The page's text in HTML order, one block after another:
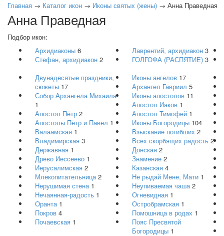
Главная → Каталог икон → Иконы святых (жены) → Анна Праведная
Анна Праведная
Подбор икон:
Архидиаконы 6 Лаврентий, архидиакон 3
Стефан, архидиакон 2 ГОЛГОФА (РАСПЯТИЕ) 3
Двунадесятые праздники,
сюжеты 17
Иконы ангелов 17
Архангел Гавриил 5
Собор Архангела Михаила
1
Иконы апостолов 11
Апостол Иаков 1
Апостол Пётр 2 Апостол Тимофей 1
Апостолы Пётр и Павел 1 Иконы Богородицы 104
Валаамская 1 Взыскание погибших 2
Владимирская 3 Всех скорбящих радость 2
Державная 1 Донская2
Древо Иессеево 1 Знамение 2
Иерусалимская 2 Казанская 4
Млекопитательница 2 Не рыдай Мене, Мати 1
Нерушимая стена 1 Неупиваемая чаша 2
Нечаянная-радость 1 Огневидная 1
Оранта 1 Остробрамская 1
Покров 4 Помошница в родах 1
Почаевская 1
Пояс Пресвятой
Богородицы 1